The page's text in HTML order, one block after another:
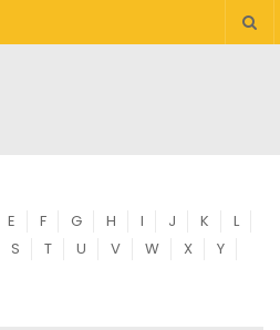
E F G H I J K
L
S T U V W X
Y